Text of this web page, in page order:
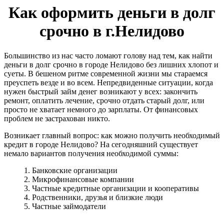
Как оформить деньги в долг
срочно в г.Нелидово
Большинство из нас часто ломают голову над тем, как найти
деньги в долг срочно в городе Нелидово без лишних хлопот и
суеты. В бешеном ритме современной жизни мы стараемся
преуспеть везде и во всем. Непредвиденные ситуации, когда
нужен быстрый займ денег возникают у всех: закончить
ремонт, оплатить лечение, срочно отдать старый долг, или
просто не хватает немного до зарплаты. От финансовых
проблем не застрахован никто.
Возникает главный вопрос: как можно получить необходимый
кредит в городе Нелидово? На сегодняшний существует
немало вариантов получения необходимой суммы:
1. Банковские организации
2. Микрофинансовые компании
3. Частные кредитные организации и кооперативы
4. Родственники, друзья и близкие люди
5. Частные займодатели